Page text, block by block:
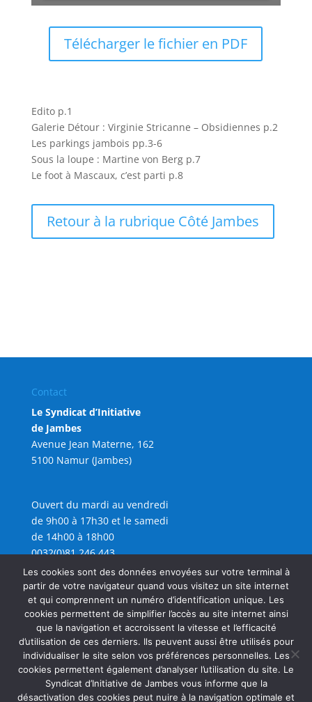
Télécharger le fichier en PDF
Edito p.1
Galerie Détour : Virginie Stricanne – Obsidiennes p.2
Les parkings jambois pp.3-6
Sous la loupe : Martine von Berg p.7
Le foot à Mascaux, c’est parti p.8
Retour à la rubrique Côté Jambes
Contact
Le Syndicat d’Initiative
de Jambes
Avenue Jean Materne, 162
5100 Namur (Jambes)
Ouvert du mardi au vendredi
de 9h00 à 17h30 et le samedi
de 14h00 à 18h00
0032(0)81 246 443
info@sijambes.be
Les cookies sont des données envoyées sur votre terminal à
partir de votre navigateur quand vous visitez un site internet
et qui comprennent un numéro d’identification unique. Les
cookies permettent de simplifier l’accès au site internet ainsi
que la navigation et accroissent la vitesse et l’efficacité
d’utilisation de ces derniers. Ils peuvent aussi être utilisés pour
individualiser le site selon vos préférences personnelles. Les
cookies permettent également d’analyser l’utilisation du site. Le
Syndicat d’Initiative de Jambes vous informe que la
désactivation des cookies peut nuire à la navigation optimale et